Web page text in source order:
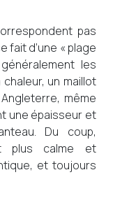
pas
fait d’une « plage
les
un maillot
même
une épaisseur et
Du coup,
plus calme et
et toujours